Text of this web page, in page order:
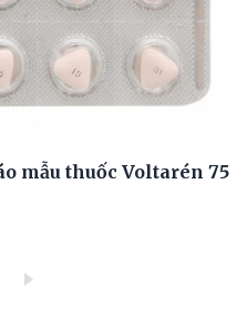
mẫu thuốc Voltarén 75
hiện thời